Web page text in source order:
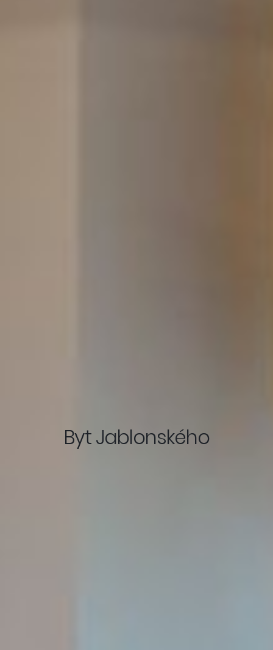
Byt Jablonského